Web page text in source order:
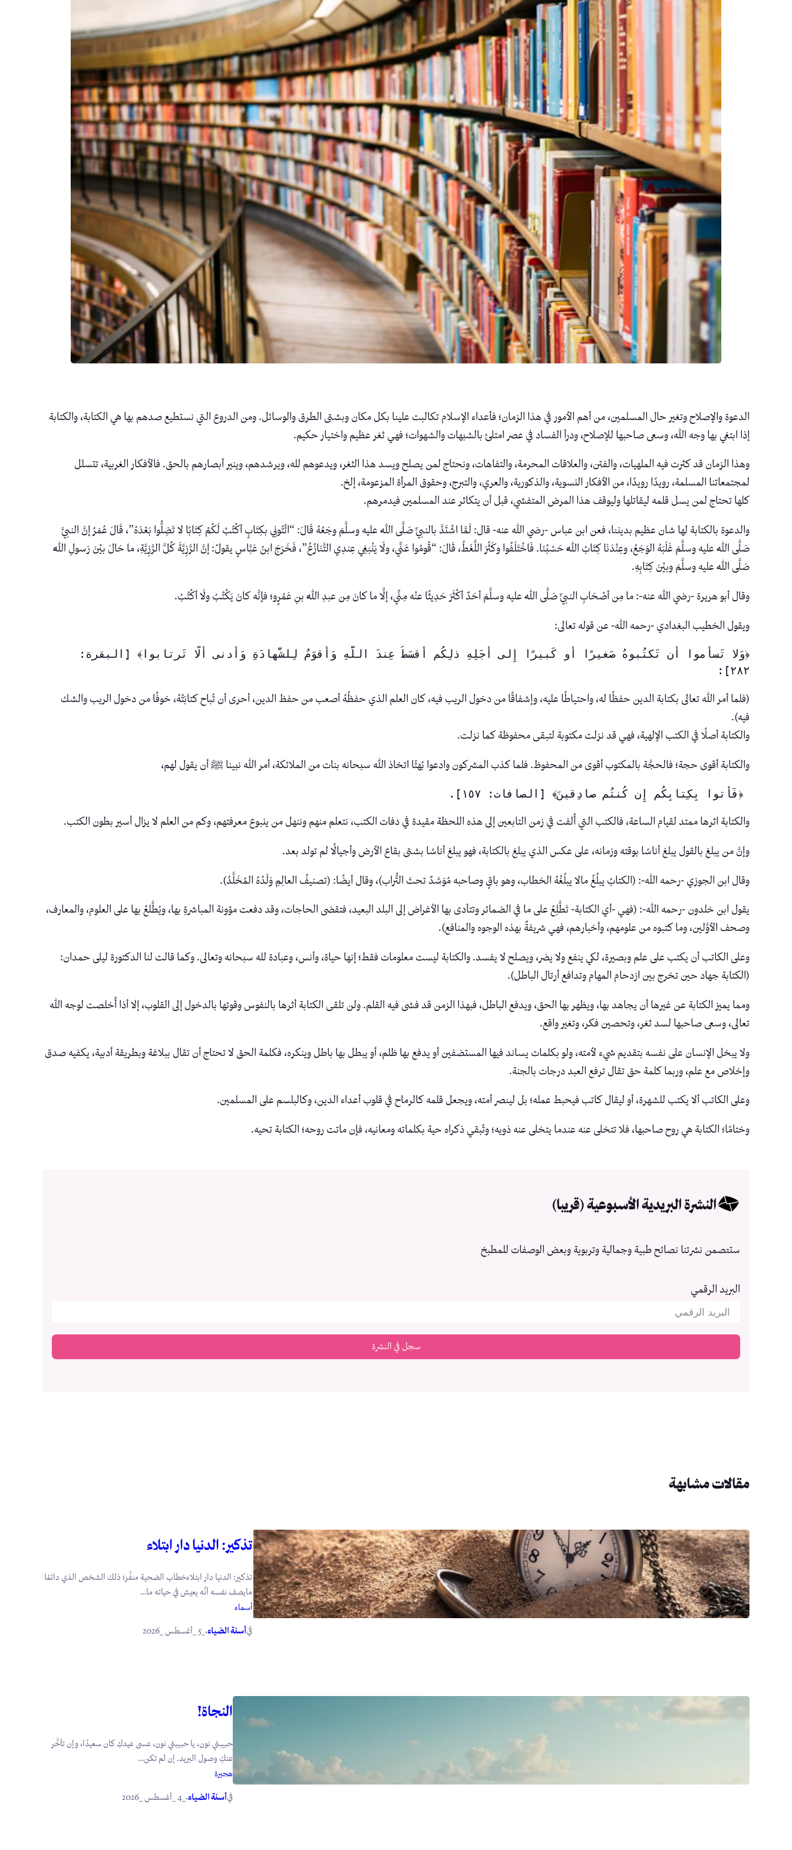
الدعوة والإصلاح وتغير حال المسلمين، من أهم الأمور في هذا الزمان؛ فأعداء الإسلام تكالبت علينا بكل مكان وبشتى الطرق والوسائل. ومن الدروع التي نستطيع صدهم بها هي الكتابة، والكتابة
إذا ابتغي بها وجه الله، وسعى صاحبها للإصلاح، ودرأ الفساد في عصر امتلئ بالشبهات والشهوات؛ فهي ثغر عظيم واختيار حكيم.
وهذا الزمان قد كثرت فيه الملهيات، والفتن، والعلاقات المحرمة، والتفاهات، ونحتاج لمن يصلح ويسد هذا الثغر، ويدعوهم لله، ويرشدهم، وينير أبصارهم بالحق. فالأفكار الغربية، تتسلل
لمجتمعاتنا المسلمة، رويدًا رويدًا، من الأفكار النسوية، والذكورية، والعري، والتبرج، وحقوق المرأة المزعومة، إلخ.
كلها تحتاج لمن يسل قلمه ليقاتلها وليوقف هذا المرض المتفشي، قبل أن يتكاثر عند المسلمين فيدمرهم.
والدعوة بالكتابة لها شان عظيم بديننا، فعن ابن عباس -رضي الله عنه- قال: لَمَّا اشْتَدَّ بالنبيِّ صَلَّى اللهُ عليه وسلَّمَ وجَعُهُ قَالَ: “ائْتُونِي بكِتَابٍ أكْتُبْ لَكُمْ كِتَابًا لا تَضِلُّوا بَعْدَهُ”، قَالَ عُمَرُ إنَّ النبيَّ
صَلَّى اللهُ عليه وسلَّمَ غَلَبَهُ الوَجَعُ، وعِنْدَنَا كِتَابُ اللَّهِ حَسْبُنَا. فَاخْتَلَفُوا وكَثُرَ اللَّغَطُ، قَالَ: “قُومُوا عَنِّي، ولَا يَنْبَغِي عِندِي التَّنَازُعُ”، فَخَرَجَ ابنُ عَبَّاسٍ يقولُ: إنَّ الرَّزِيَّةَ كُلَّ الرَّزِيَّةِ، ما حَالَ بيْنَ رَسولِ اللَّهِ
صَلَّى اللهُ عليه وسلَّمَ وبيْنَ كِتَابِهِ.
وقال أبو هريرة -رضي الله عنه-: ما مِن أصْحَابِ النبيِّ صَلَّى اللهُ عليه وسلَّمَ أحَدٌ أكْثَرَ حَدِيثًا عنْه مِنِّي، إلَّا ما كانَ مِن عبدِ اللَّهِ بنِ عَمْرٍو؛ فإنَّه كانَ يَكْتُبُ ولَا أكْتُبُ.
ويقول الخطيب البغدادي -رحمه الله- عن قوله تعالى:
٢٨٢]:
(فلما أمر الله تعالى بكتابة الدين حفظًا له، واحتياطًا عليه، وإشفاقًا من دخول الريب فيه، كان العلم الذي حفظُهُ أصعب من حفظ الدين، أحرى أن تُباح كتابَتُهُ، خوفًا من دخول الريب والشك
فيه).
والكتابة أصلًا في الكتب الإلهية، فهي قد نزلت مكتوبة لتبقى محفوظة كما نزلت.
والكتابة أقوى حجة؛ فالحجَّة بالمكتوب أقوى من المحفوظ. فلما كذب المشركون وادعوا بُهتًا اتخاذ الله سبحانه بنات من الملائكة، أمر الله نبينا ﷺ أن يقول لهم،
والكتابة اثرها ممتد لقيام الساعة، فالكتب التي أُلفت في زمن التابعين إلى هذه اللحظة مقيدة في دفات الكتب، نتعلم منهم وننهل من ينبوع معرفتهم، وكم من العلم لا يزال أسير بطون الكتب.
وإنَّ من يبلغ بالقول يبلغ أناسًا بوقته وزمانه، على عكس الذي يبلغ بالكتابة، فهو يبلغ أناسًا بشتى بقاع الأرض وأجيالًا لم تولد بعد.
وقال ابن الجوزي -رحمه الله-: (الكتابُ يبلُغُ مالا يبلُغُهُ الخطاب، وهو باقٍ وصاحبه مُوَسَّدٌ تحتَ التُّراب)، وقال أيضًا: (تصنيفُ العالِمِ وَلَدُهُ المُخَلَّدُ).
يقول ابن خلدون -رحمه الله-: (فهي -أي الكتابة- تَطَّلِعُ على ما في الضمائر وتتأدى بها الأغراض إلى البلد البعيد، فتقضى الحاجات، وقد دفعت مؤونة المباشرةِ بها، ويُطَّلعُ بها على العلوم، والمعارف،
وصحف الأوَّلين، وما كتبوه من علومهم، وأخبارهم، فهي شريفةٌ بهذه الوجوه والمنافع).
وعلى الكاتب أن يكتب على علم وبصيرة، لكي ينفع ولا يضر، ويصلح لا يفسد. والكتابة ليست معلومات فقط؛ إنها حياة، وأنس، وعبادة لله سبحانه وتعالى. وكما قالت لنا الدكتورة ليلى حمدان:
(الكتابة جهاد حين تخرج بين ازدحام المهام وتدافع أرتال الباطل).
ومما يميز الكتابة عن غيرها أن يجاهد بها، ويظهر بها الحق، ويدفع الباطل، فبهذا الزمن قد فشى فيه القلم. ولن تلقى الكتابة أثرها بالنفوس وقوتها بالدخول إلى القلوب، إلا أذا أُخلصت لوجه الله
تعالى، وسعى صاحبها لسد ثغر، وتحصين فكر، وتغير واقع.
ولا يبخل الإنسان على نفسه بتقديم شيء لأمته، ولو بكلمات يساند فيها المستضفين أو يدفع بها ظلم، أو يبطل بها باطل وينكره، فكلمة الحق لا تحتاج أن تقال ببلاغة وبطريقة أدبية، يكفيه صدق
وإخلاص مع علم، وربما كلمة حق تقال ترفع العبد درجات بالجنة.
وعلى الكاتب ألا يكتب للشهرة، أو ليقال كاتب فيحبط عمله؛ بل لينصر أمته، ويجعل قلمه كالرماح في قلوب أعداء الدين، وكالبلسم على المسلمين.
وختامًا؛ الكتابة هي روح صاحبها، فلا تتخلى عنه عندما يتخلى عنه ذويه؛ وتُبقي ذكراه حية بكلماته ومعانيه، فإن ماتت روحه؛ الكتابة تحيه.
النشرة البريدية الأسبوعية (قريبا)
ستتصمن نشرتنا نصائح طبية وجمالية وتربوية وبعض الوصفات للمطبخ
البريد الرقمي
سجل في النشرة
مقالات مشابهة
تذكير: الدنيا دار ابتلاء
تذكير: الدنيا دار ابتلاءخطاب الضحية منفِّر؛ ذلك الشخص الذي دائمًا
مايصف نفسه أنَّه يعيش في حياته ما…
أسماء
فيأسنة الضياء.
النجاة!
حبيبتي نون، يا حبيبتي نون، عسى عيدكِ كان سعيدًا، وإن تأخَّر
عنكِ وصول البريد. إن لم تكن…
هجيرة
فيأسنة الضياء.